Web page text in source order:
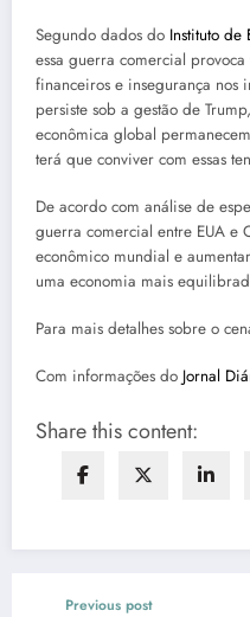
Segundo dados do Instituto de
essa guerra comercial
financeiros e insegurança nos
persiste sob a gestão de
econômica global
terá que conviver com essas
De acordo com análise de
guerra comercial entre EUA e
econômico mundial e
uma economia mais
Para mais detalhes sobre o
Com informações do Jornal
Share this content:
Previous post